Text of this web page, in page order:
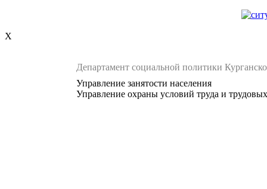
X
Департамент социальной политики
Управление занятости населения
Управление охраны условий труда и